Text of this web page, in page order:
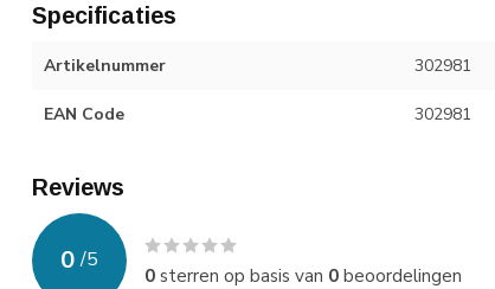
Specificaties
Artikelnummer 302981
EAN Code 302981
Reviews
0 /5
0sterren op basis van 0beoordelingen